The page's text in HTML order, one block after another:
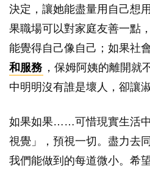
決定，讓她能盡量用自己想
果職場可以對家庭友善一點
能覺得自己像自己；如果社
和服務 ，保姆阿姨的離開
中明明沒有誰是壞人，卻讓
如果如果……可惜現實生活
視覺」，預視一切。盡力去
我們能做到的每道微小。希